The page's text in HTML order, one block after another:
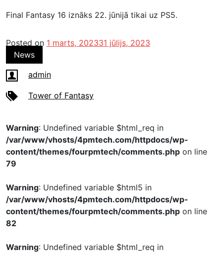
Final Fantasy 16 iznāks 22. jūnijā tikai uz PS5.
Posted on 1 marts, 202331 jūlijs, 2023
News
admin
Tower of Fantasy
Warning: Undefined variable $html_req in
/var/www/vhosts/4pmtech.com/httpdocs/wp-
content/themes/fourpmtech/comments.php on line
79
Warning: Undefined variable $html5 in
/var/www/vhosts/4pmtech.com/httpdocs/wp-
content/themes/fourpmtech/comments.php on line
82
Warning: Undefined variable $html_req in